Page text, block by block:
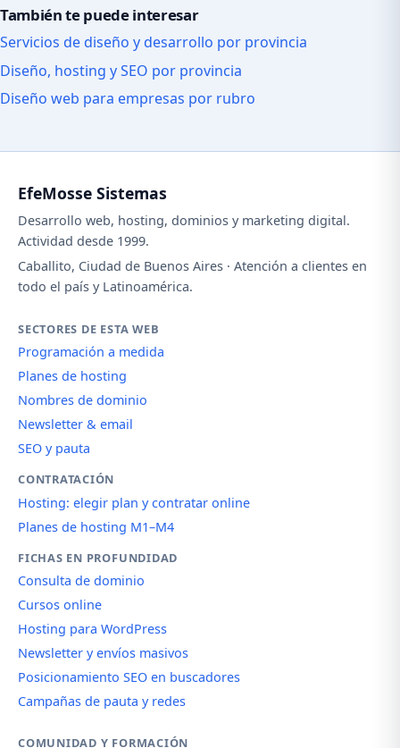
También te puede interesar
Servicios de diseño y desarrollo por provincia
Diseño, hosting y SEO por provincia
Diseño web para empresas por rubro
EfeMosse Sistemas
Desarrollo web, hosting, dominios y marketing digital.
Actividad desde 1999.
Caballito, Ciudad de Buenos Aires · Atención a clientes en
todo el país y Latinoamérica.
SECTORES DE ESTA WEB
Programación a medida
Planes de hosting
Nombres de dominio
Newsletter & email
SEO y pauta
CONTRATACIÓN
Hosting: elegir plan y contratar online
Planes de hosting M1–M4
FICHAS EN PROFUNDIDAD
Consulta de dominio
Cursos online
Hosting para WordPress
Newsletter y envíos masivos
Posicionamiento SEO en buscadores
Campañas de pauta y redes
COMUNIDAD Y FORMACIÓN